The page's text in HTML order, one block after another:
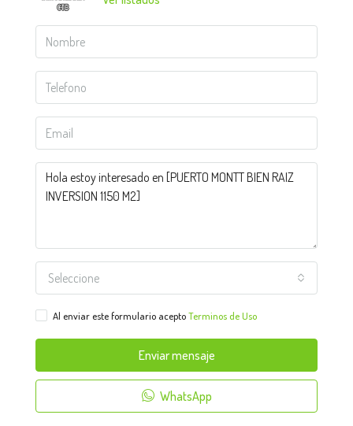
Seleccione
Al enviar este formulario aceptoTerminos de Uso
Enviar mensaje
WhatsApp